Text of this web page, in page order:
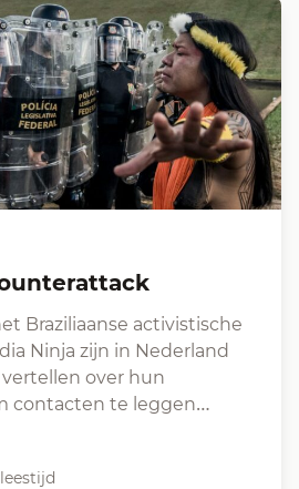
Braziliaanse activistische
Ninja zijn in Nederland
over hun
contacten te leggen…